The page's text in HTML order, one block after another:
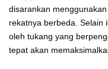
disarankan
rekatnya berbeda. Selain
oleh tukang yang
tepat akan